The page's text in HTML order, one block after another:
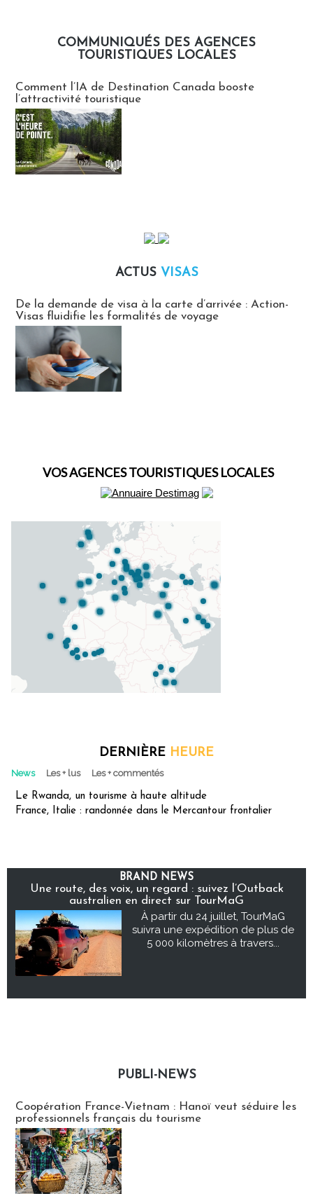
COMMUNIQUÉS DES AGENCES
TOURISTIQUES LOCALES
Comment l’IA de Destination Canada booste
l’attractivité touristique
ACTUS VISAS
De la demande de visa à la carte d’arrivée : Action-
Visas fluidifie les formalités de voyage
VOS AGENCES TOURISTIQUES LOCALES
DERNIÈRE HEURE
News Les + lus Les + commentés
Le Rwanda, un tourisme à haute altitude
France, Italie : randonnée dans le Mercantour frontalier
BRAND NEWS
Une route, des voix, un regard : suivez l’Outback
australien en direct sur TourMaG
À partir du 24 juillet, TourMaG
suivra une expédition de plus de
5 000 kilomètres à travers...
PUBLI-NEWS
Coopération France-Vietnam : Hanoï veut séduire les
professionnels français du tourisme